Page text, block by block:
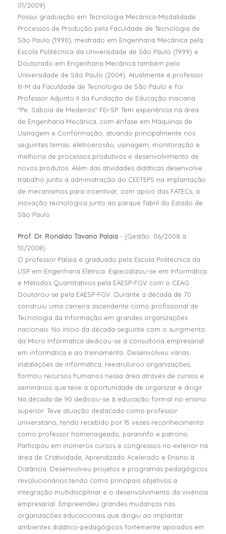
01/2009)
Possui graduação em Tecnologia Mecânica-Modalidade
Processos de Produção pela Faculdade de Tecnologia de
São Paulo (1990), mestrado em Engenharia Mecânica pela
Escola Politécnica da Universidade de São Paulo (1999) e
Doutorado em Engenharia Mecânica também pela
Universidade de São Paulo (2004). Atualmente é professor
III-M da Faculdade de Tecnologia de São Paulo e foi
Professor Adjunto II da Fundação de Educação Inaciana
"Pe. Saboia de Medeiros" FEI-SP. Tem experiência na área
de Engenharia Mecânica, com ênfase em Máquinas de
Usinagem e Conformação, atuando principalmente nos
seguintes temas: eletroerosão, usinagem, monitoração e
melhoria de processos produtivos e desenvolvimento de
novos produtos. Além das atividades didáticas desenvolve
trabalho junto a administração do CEETEPS na implantação
de mecanismos para incentivar, com apoio das FATECs, a
inovação tecnológica junto ao parque fabril do Estado de
São Paulo
Prof. Dr. Ronaldo Tavano Palaia - (Gestão: 06/2008 à
10/2008)
O professor Palaia é graduado pela Escola Politécnica da
USP em Engenharia Elétrica. Especializou-se em Informática
e Métodos Quantitativos pela EAESP-FGV com o CEAG.
Doutorou-se pela EAESP-FGV. Durante a década de 70
construiu uma carreira ascendente como profissional de
Tecnologia da Informação em grandes organizações
nacionais. No início da década seguinte com o surgimento
da Micro Informática dedicou-se à consultoria empresarial
em informática e ao treinamento. Desenvolveu várias
instalações de informática, reestruturou organizações,
formou recursos humanos nessa área através de cursos e
seminários que teve a oportunidade de organizar e dirigir.
Na década de 90 dedicou-se à educação formal no ensino
superior. Teve atuação destacada como professor
universitário, tendo recebido por 15 vezes reconhecimento
como professor homenageado, paraninfo e patrono.
Participou em inúmeros cursos e congressos no exterior na
área de Criatividade, Aprendizado Acelerado e Ensino à
Distância. Desenvolveu projetos e programas pedagógicos
revolucionários tendo como principais objetivos a
integração multidisciplinar e o desenvolvimento da vivência
empresarial. Empreendeu grandes mudanças nas
organizações educacionais que dirigiu ao implantar
ambientes didático-pedagógicos fortemente apoiados em